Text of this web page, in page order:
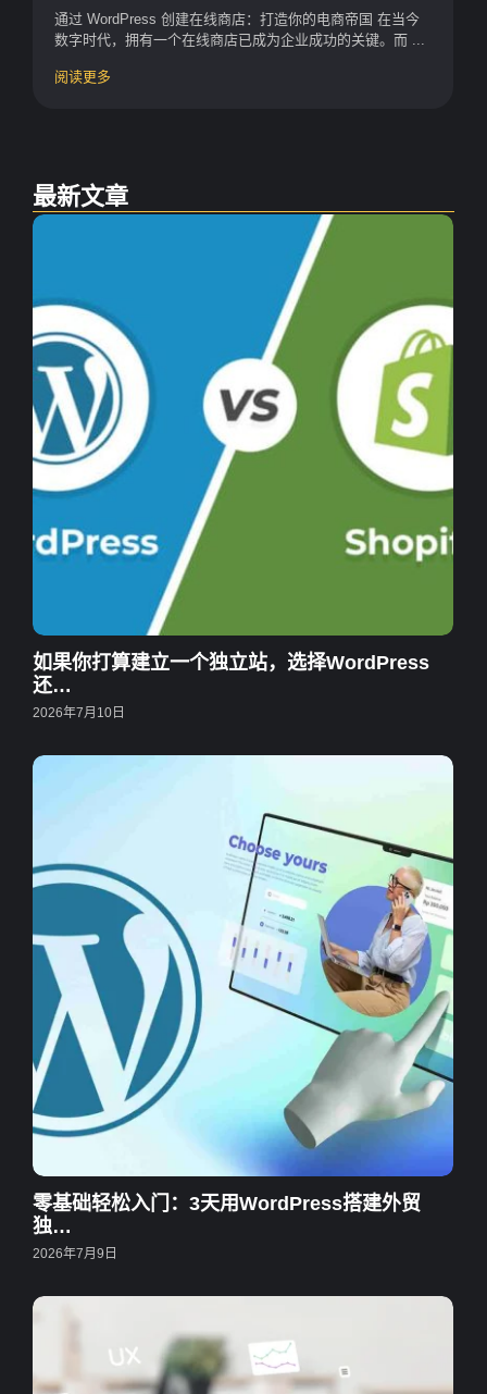
通过 WordPress 创建在线商店：打造你的电商帝国 在当今
数字时代，拥有一个在线商店已成为企业成功的关键。而 ...
阅读更多
最新文章
如果你打算建立一个独立站，选择WordPress
还…
2026年7月10日
零基础轻松入门：3天用WordPress搭建外贸
独…
2026年7月9日